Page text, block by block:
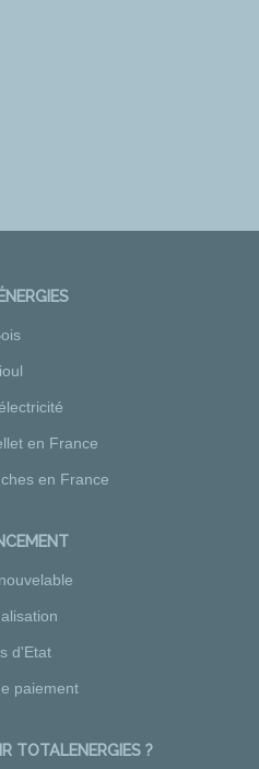
en France
en France
d'Etat
paiement
TOTALENERGIES ?